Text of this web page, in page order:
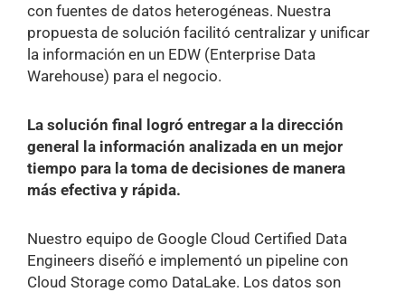
con fuentes de datos heterogéneas. Nuestra
propuesta de solución facilitó centralizar y unificar
la información en un EDW (Enterprise Data
Warehouse) para el negocio.
La solución final logró entregar a la dirección
general la información analizada en un mejor
tiempo para la toma de decisiones de manera
más efectiva y rápida.
Nuestro equipo de Google Cloud Certified Data
Engineers diseñó e implementó un pipeline con
Cloud Storage como DataLake. Los datos son